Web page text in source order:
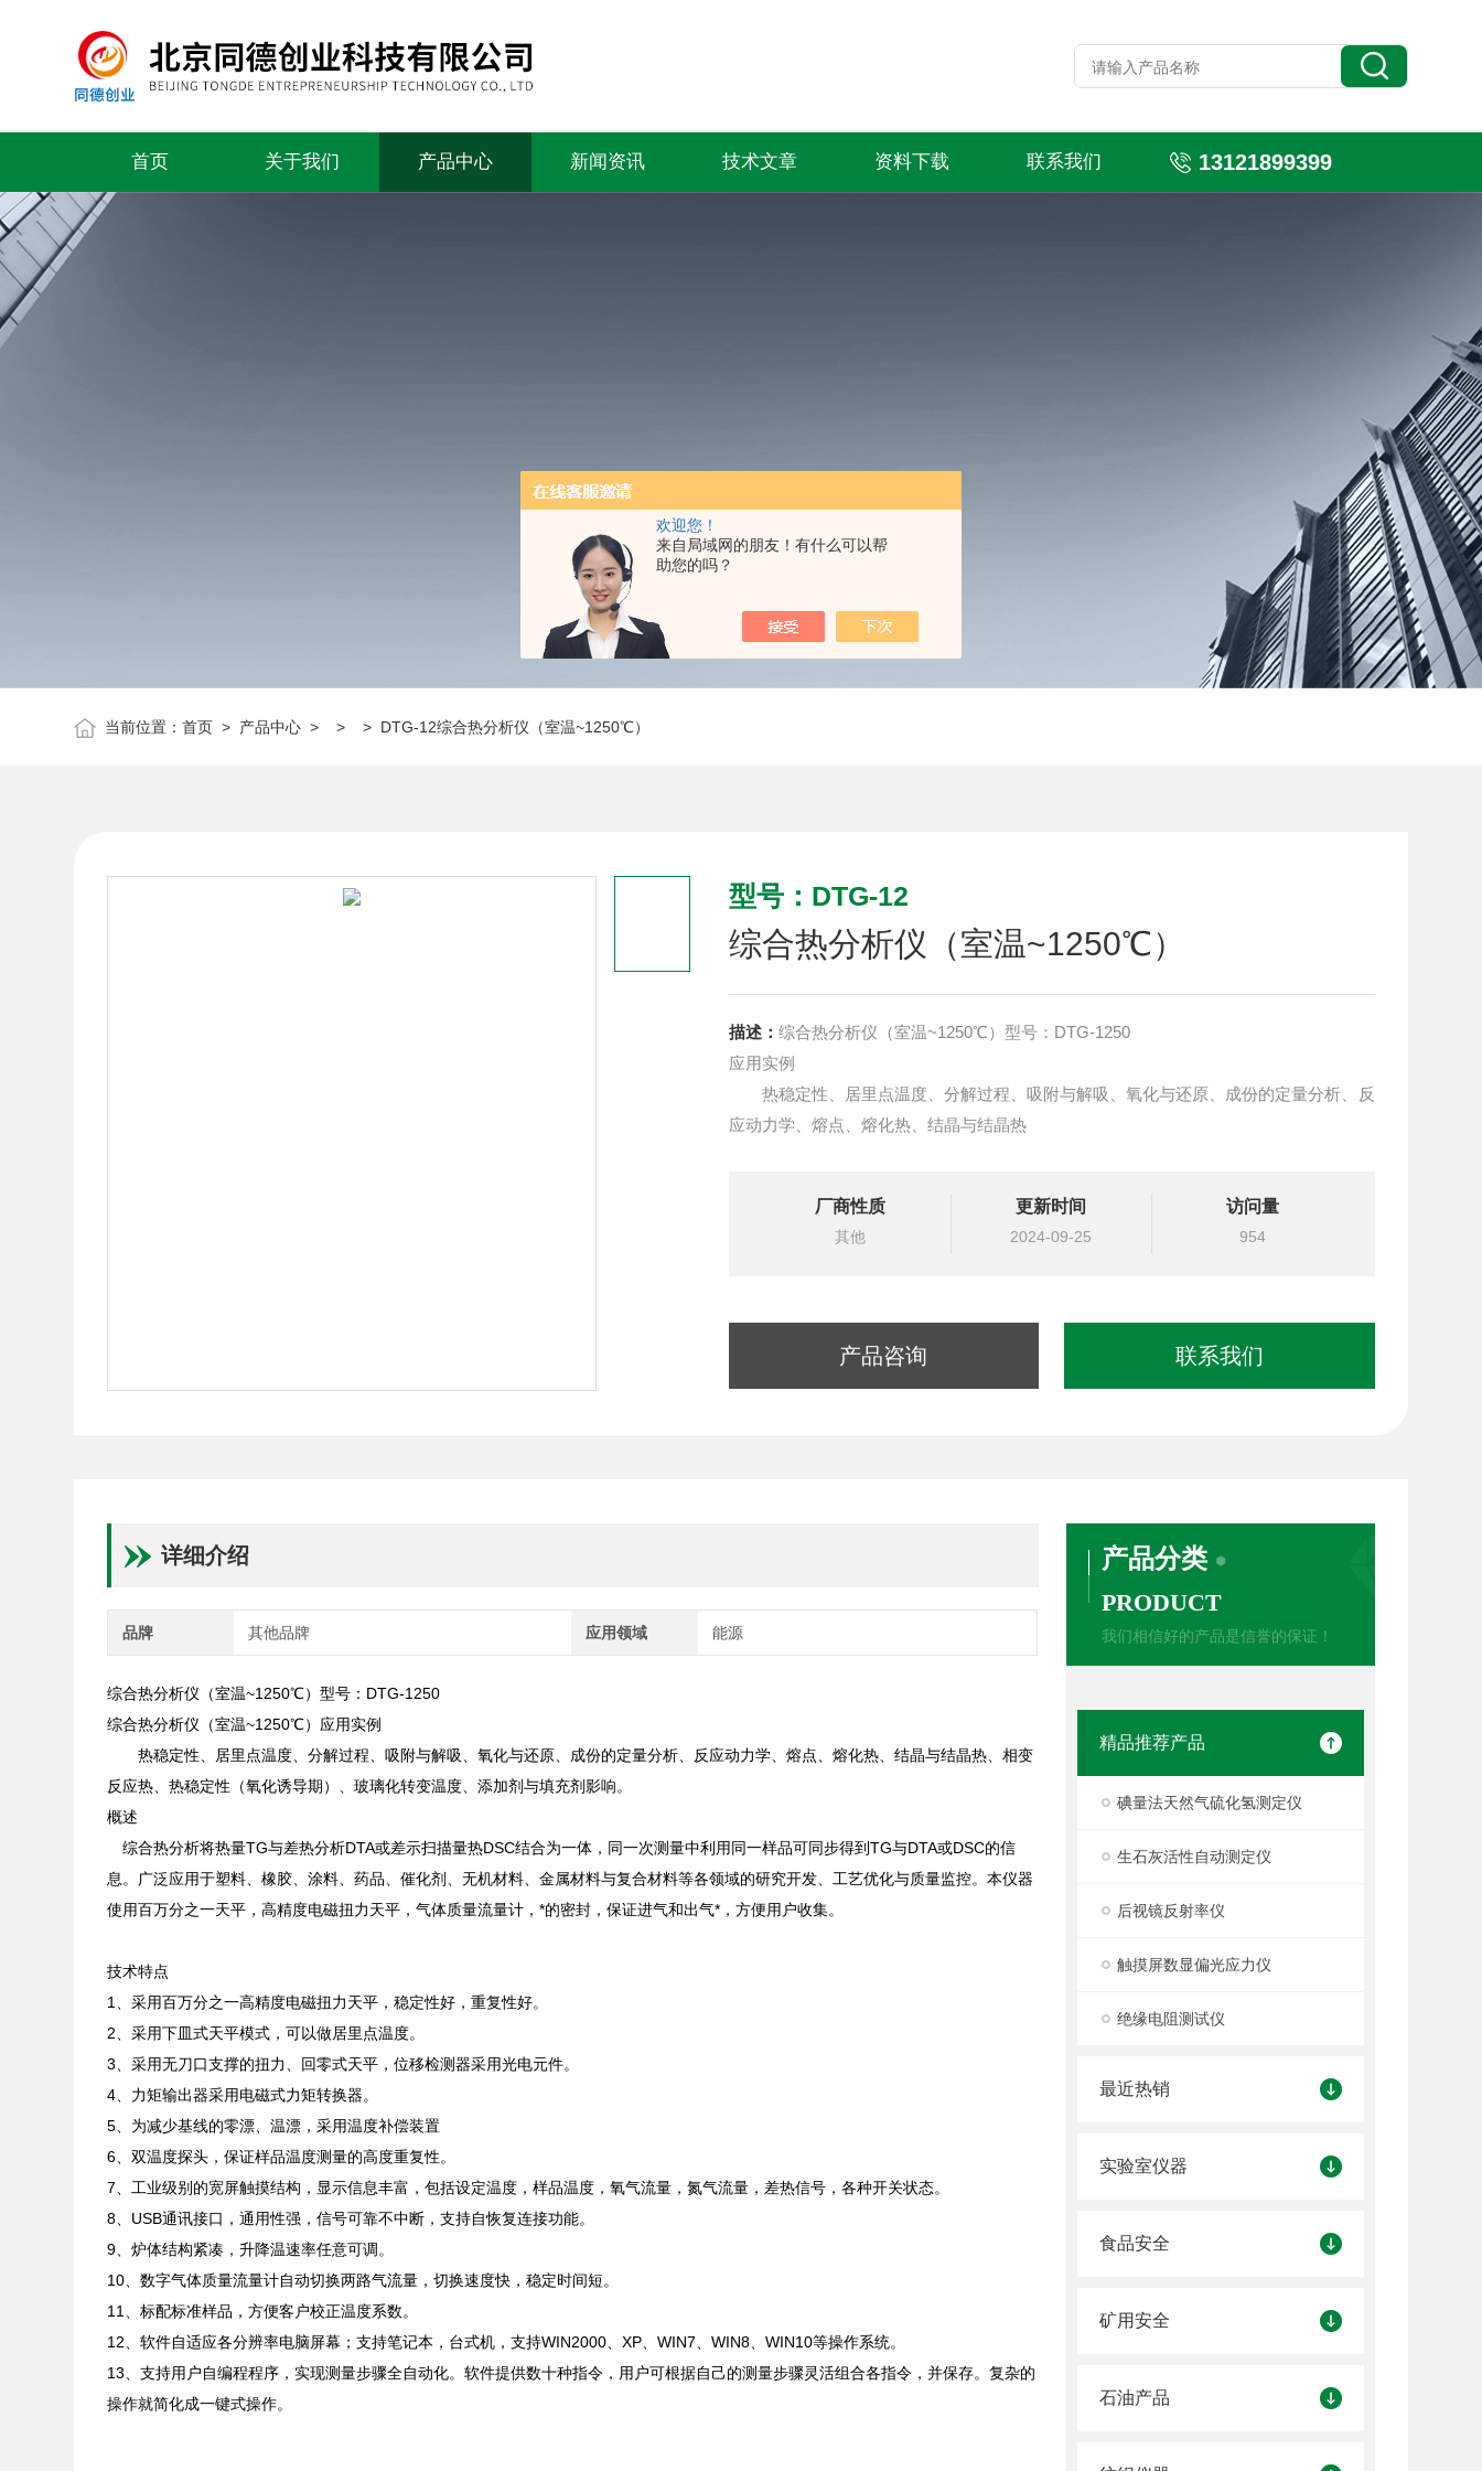
欢迎您！
来自局域网的朋友！有什么可以帮
助您的吗？
首页 关于我们 产品中心 新闻资讯 技术文章 资料下载 联系我们 13121899399
当前位置：首页 > 产品中心 > > > DTG-12综合热分析仪（室温~1250℃）
型号：DTG-12
综合热分析仪（室温~1250℃）
描述： 综合热分析仪（室温~1250℃）型号：DTG-1250
应用实例
热稳定性、居里点温度、分解过程、吸附与解吸、氧化与还原、成份的定量分析、反
应动力学、熔点、熔化热、结晶与结晶热
厂商性质
其他
更新时间
2024-09-25
访问量
954
产品咨询 联系我们
产品分类
PRODUCT
我们相信好的产品是信誉的保证！
精品推荐产品
碘量法天然气硫化氢测定仪
生石灰活性自动测定仪
后视镜反射率仪
触摸屏数显偏光应力仪
绝缘电阻测试仪
最近热销
实验室仪器
食品安全
矿用安全
石油产品
详细介绍
品牌 其他品牌 应用领域 能源
综合热分析仪（室温~1250℃）型号：DTG-1250
综合热分析仪（室温~1250℃）应用实例
热稳定性、居里点温度、分解过程、吸附与解吸、氧化与还原、成份的定量分析、反应动力学、熔点、熔化热、结晶与结晶热、相变
反应热、热稳定性（氧化诱导期）、玻璃化转变温度、添加剂与填充剂影响。
概述
综合热分析将热量TG与差热分析DTA或差示扫描量热DSC结合为一体，同一次测量中利用同一样品可同步得到TG与DTA或DSC的信
息。广泛应用于塑料、橡胶、涂料、药品、催化剂、无机材料、金属材料与复合材料等各领域的研究开发、工艺优化与质量监控。本仪器
使用百万分之一天平，高精度电磁扭力天平，气体质量流量计，*的密封，保证进气和出气*，方便用户收集。
技术特点
1、采用百万分之一高精度电磁扭力天平，稳定性好，重复性好。
2、采用下皿式天平模式，可以做居里点温度。
3、采用无刀口支撑的扭力、回零式天平，位移检测器采用光电元件。
4、力矩输出器采用电磁式力矩转换器。
5、为减少基线的零漂、温漂，采用温度补偿装置
6、双温度探头，保证样品温度测量的高度重复性。
7、工业级别的宽屏触摸结构，显示信息丰富，包括设定温度，样品温度，氧气流量，氮气流量，差热信号，各种开关状态。
8、USB通讯接口，通用性强，信号可靠不中断，支持自恢复连接功能。
9、炉体结构紧凑，升降温速率任意可调。
10、数字气体质量流量计自动切换两路气流量，切换速度快，稳定时间短。
11、标配标准样品，方便客户校正温度系数。
12、软件自适应各分辨率电脑屏幕；支持笔记本，台式机，支持WIN2000、XP、WIN7、WIN8、WIN10等操作系统。
13、支持用户自编程程序，实现测量步骤全自动化。软件提供数十种指令，用户可根据自己的测量步骤灵活组合各指令，并保存。复杂的
操作就简化成一键式操作。